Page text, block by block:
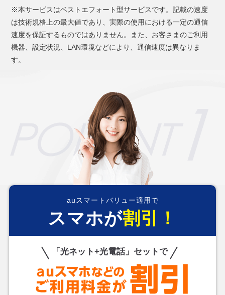
※本サービスはベストエフォート型サービスです。記載の速度
は技術規格上の最大値であり、実際の使用における一定の通信
速度を保証するものではありません。また、お客さまのご利用
機器、設定状況、LAN環境などにより、通信速度は異なりま
す。
auスマートバリュー適用で
スマホが割引！
「光ネット+光電話」セットで